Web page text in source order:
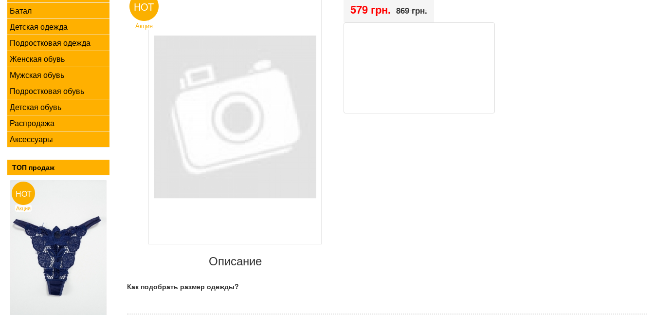
Батал
Детская одежда
Подростковая одежда
Женская обувь
Мужская обувь
Подростковая обувь
Детская обувь
Распродажа
Аксессуары
ТОП продаж
HOT
Акция
HOT
Акция
Описание
579 грн. 869 грн.
Как подобрать размер одежды?